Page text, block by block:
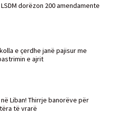
LSDM dorëzon 200 amendamente
e çerdhe janë pajisur me
e ajrit
Liban! Thirrje banorëve për
të vrarë